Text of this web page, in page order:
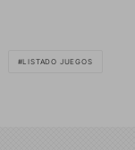
LISTADO JUEGOS